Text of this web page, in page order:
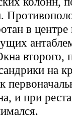
в
второго,
на
и при